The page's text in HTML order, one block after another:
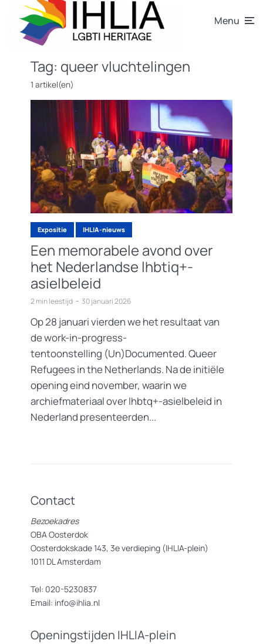
Menu
Tag: queer vluchtelingen
1 artikel(en)
Expositie IHLIA-nieuws
Een memorabele avond over
het Nederlandse lhbtiq+-
asielbeleid
2 min leestijd 30 januari 2026
Op 28 januari vierden we het resultaat van
de work-in-progress-
tentoonstelling (Un)Documented. Queer
Refugees in the Netherlands. Na de initiële
opening eind november, waarin we
archiefmateriaal over lhbtq+-asielbeleid in
Nederland presenteerden...
Contact
Bezoekadres
OBA Oosterdok
Oosterdokskade 143, 3e verdieping (IHLIA-plein)
1011 DL Amsterdam
Tel: 020-5230837
Email: info@ihlia.nl
Openingstijden IHLIA-plein